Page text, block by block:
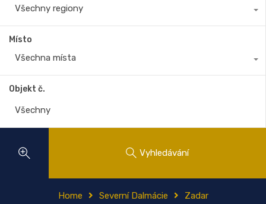
Všechny regiony
Místo
Všechna místa
Objekt č.
Vyhledávání
Home Severní Dalmácie Zadar